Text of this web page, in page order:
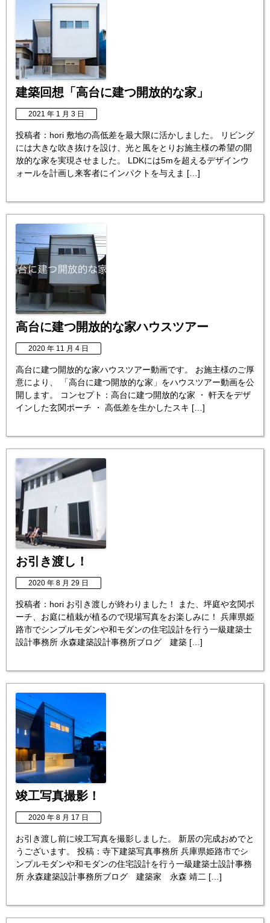
建築回想「高台に建つ開放的な家」
2021 年 1 月 3 日
投稿者：hori 敷地の高低差を最大限に活かしました。 リビング
には大きな吹き抜けを設け、光と風をとりお施主様の希望の開
放的な家を実現させました。 LDKには5mを超えるデザインウ
ォールを計画し来客者にインパクトを与えま […]
高台に建つ開放的な家ハウスツアー
2020 年 11 月 4 日
高台に建つ開放的な家ハウスツアー動画です。 お施主様のご厚
意により、 「高台に建つ開放的な家」をハウスツアー動画を公
開します。 コンセプト：高台に建つ開放的な家 ・ 軒天をデザ
インした玄関ポーチ ・ 高低差を生かしたスキ […]
お引き渡し！
2020 年 8 月 29 日
投稿者：hori お引き渡しが終わりました！ また、坪庭や玄関ポ
ーチ、お庭に植栽が植るので現場写真をお楽しみに！ 兵庫県姫
路市でシンプルモダンや和モダンの住宅設計を行う一級建築士
設計事務所 永森建築設計事務所ブログ 建築 […]
竣工写真撮影！
2020 年 8 月 17 日
お引き渡し前に竣工写真を撮影しました。 新居の完成おめでと
うございます。 投稿：寺下建築写真事務所 兵庫県姫路市でシ
ンプルモダンや和モダンの住宅設計を行う一級建築士設計事務
所 永森建築設計事務所ブログ 建築家 永森 靖二 […]